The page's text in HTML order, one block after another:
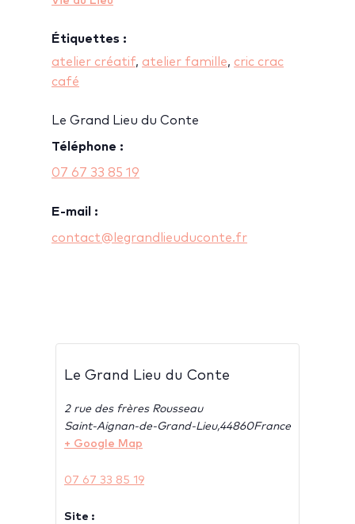
Étiquettes :
atelier créatif, atelier famille, cric crac
café
Le Grand Lieu du Conte
Téléphone :
07 67 33 85 19
E-mail :
contact@legrandlieuduconte.fr
Le Grand Lieu du Conte
2 rue des frères Rousseau
Saint-Aignan-de-Grand-Lieu,44860France
+ Google Map
07 67 33 85 19
Site :